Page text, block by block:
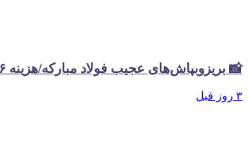
📸 بریزوبپاش‌های عجیب فولاد مبارکه/هزینه ۲/۶ همتی برای تبلیغات در سال گذشته
۳ روز قبل